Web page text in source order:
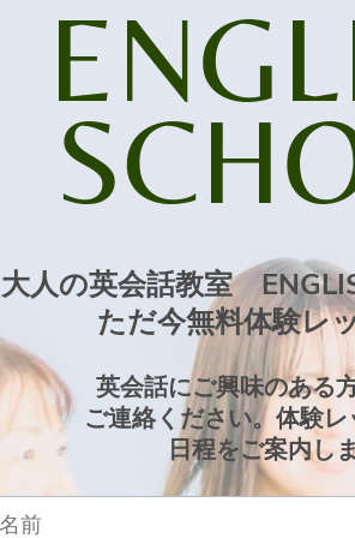
大人の英会話教室
ただ今無料体験レ
英会話にご興味のある
ご連絡ください。体験
日程をご案内し